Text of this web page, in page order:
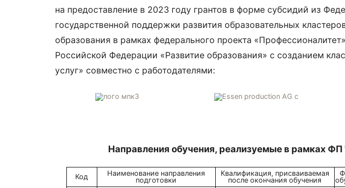
на предоставление в 2023 году грантов в форме субсидий из
государственной поддержки развития образовательных
образования в рамках федерального проекта
Российской Федерации «Развитие образования» с созданием
услуг» совместно с работодателями:
Направления обучения, реализуемые в рамках
Код
Наименование направления
подготовки
Квалификация, присваиваемая
после окончания обучения